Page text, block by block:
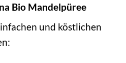
Bio Mandelpüree
und köstlichen